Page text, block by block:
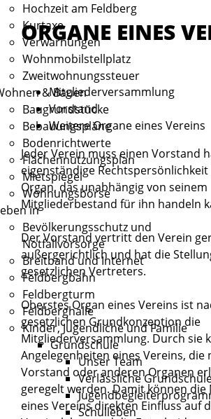
Hochzeit am Feldberg
Kurtaxe
Verwarnungen
Wohnmobilstellplatz
Zweitwohnungssteuer
& Bauen
Baugrundstücke
Bebauungspläne
Bodenrichtwerte
Flächennutzungsplan
Mietspiegel
Wohnungsbörse
in
Bevölkerungsschutz und
Notfallvorsorge
Breitband und Internet
Feldbergbahn
Feldbergturm
Feldberghalle
Kinder, Jugendliche und Familie
Grundschule
Unser Team
Verlässliche
Schulleben
ORGANE EINES
Mitgliederversammlung
Vorstand
Weitere Organe eines Vereins
Jeder Verein muss einen Vorstand
eigenständige
Organ, das unabhängig von seinem
Mitgliederbestand für ihn handeln
Der Vorstand vertritt den Verein
außergerichtlich und hat die
gesetzlichen Vertreters.
Oberstes Organ eines Vereins ist
gesetzlichen Grundkonzeption die
Mitgliederversammlung. Durch sie
Angelegenheiten eines Vereins, die
Vorstand oder anderen Organen
geregelt werden. Damit können die
eines Vereins direkten Einfluss auf